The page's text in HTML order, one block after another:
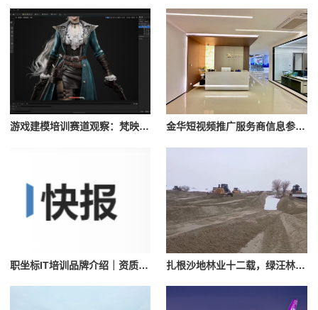
游戏建模培训赛道观察：梵映教育与完美世界教育的不同定位 金华短视频推广服务商信息参考：浙江蚁族网络服务介绍
职坐标IT培训品牌介绍｜资质与课程体系参考 扎根沙地林业十二载，绿汪林牧以全产业链打造本土治沙产业品牌